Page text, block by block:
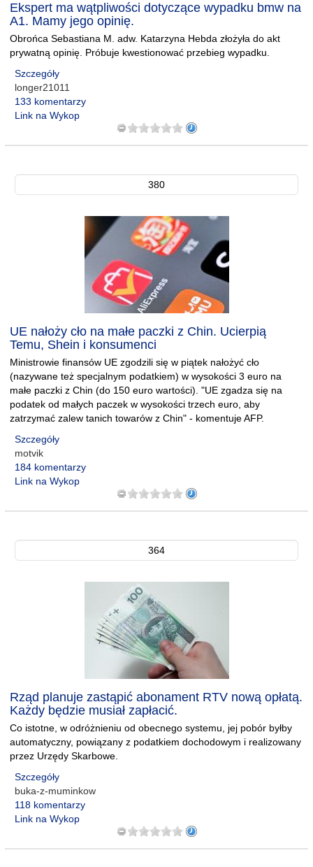
Ekspert ma wątpliwości dotyczące wypadku bmw na
A1. Mamy jego opinię.
Obrońca Sebastiana M. adw. Katarzyna Hebda złożyła do akt
prywatną opinię. Próbuje kwestionować przebieg wypadku.
Szczegóły
longer21011
133 komentarzy
Link na Wykop
380
UE nałoży cło na małe paczki z Chin. Ucierpią
Temu, Shein i konsumenci
Ministrowie finansów UE zgodzili się w piątek nałożyć cło
(nazywane też specjalnym podatkiem) w wysokości 3 euro na
małe paczki z Chin (do 150 euro wartości). "UE zgadza się na
podatek od małych paczek w wysokości trzech euro, aby
zatrzymać zalew tanich towarów z Chin" - komentuje AFP.
Szczegóły
motvik
184 komentarzy
Link na Wykop
364
Rząd planuje zastąpić abonament RTV nową opłatą.
Każdy będzie musiał zapłacić.
Co istotne, w odróżnieniu od obecnego systemu, jej pobór byłby
automatyczny, powiązany z podatkiem dochodowym i realizowany
przez Urzędy Skarbowe.
Szczegóły
buka-z-muminkow
118 komentarzy
Link na Wykop